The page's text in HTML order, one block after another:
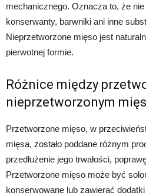
mechanicznego. Oznacza to, że nie
konserwanty, barwniki ani inne
Nieprzetworzone mięso jest
pierwotnej formie.
Różnice między
nieprzetworzonym
Przetworzone mięso, w
mięsa, zostało poddane różnym
przedłużenie jego trwałości,
Przetworzone mięso może być
konserwowane lub zawierać